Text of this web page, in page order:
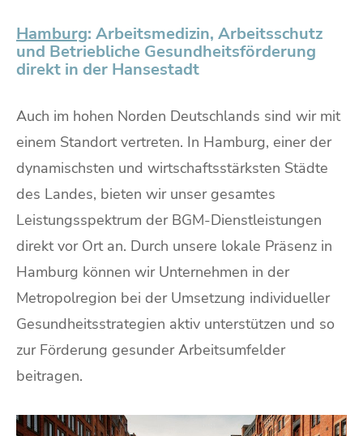
Hamburg: Arbeitsmedizin, Arbeitsschutz
und Betriebliche Gesundheitsförderung
direkt in der Hansestadt
Auch im hohen Norden Deutschlands sind wir mit
einem Standort vertreten. In Hamburg, einer der
dynamischsten und wirtschaftsstärksten Städte
des Landes, bieten wir unser gesamtes
Leistungsspektrum der BGM-Dienstleistungen
direkt vor Ort an. Durch unsere lokale Präsenz in
Hamburg können wir Unternehmen in der
Metropolregion bei der Umsetzung individueller
Gesundheitsstrategien aktiv unterstützen und so
zur Förderung gesunder Arbeitsumfelder
beitragen.